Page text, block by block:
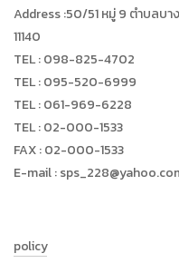
Address :50/51 หมู่ 9 ตำบลบ
11140
TEL : 098-825-4702
TEL : 095-520-6999
TEL : 061-969-6228
TEL : 02-000-1533
FAX : 02-000-1533
E-mail :
policy